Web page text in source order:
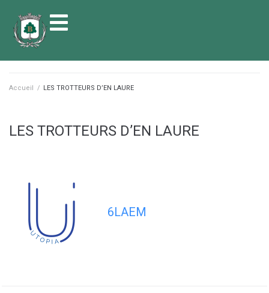
principal
Accueil / LES TROTTEURS D’EN LAURE
LES TROTTEURS D’EN LAURE
6LAEM